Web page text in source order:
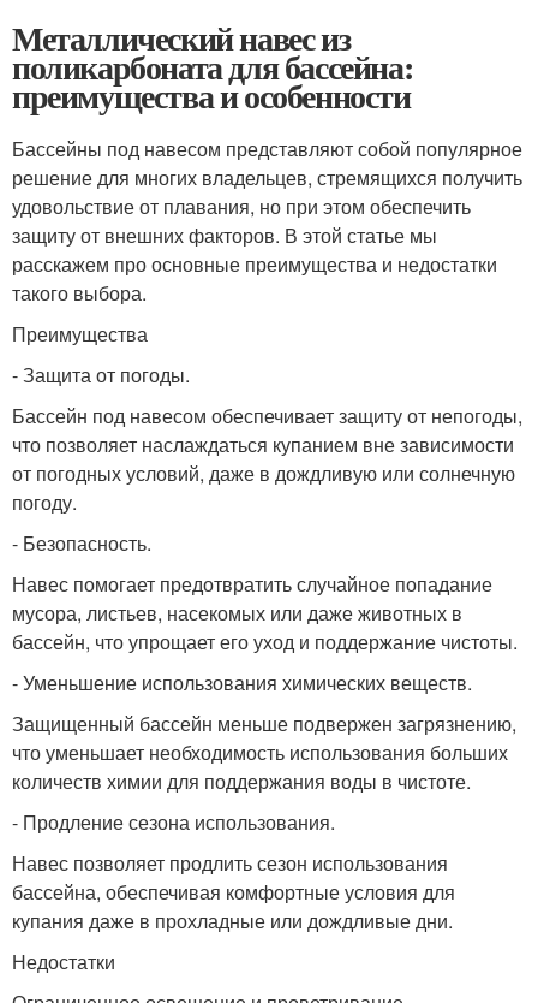
Металлический навес из
поликарбоната для бассейна:
преимущества и особенности
Бассейны под навесом представляют собой популярное
решение для многих владельцев, стремящихся получить
удовольствие от плавания, но при этом обеспечить
защиту от внешних факторов. В этой статье мы
расскажем про основные преимущества и недостатки
такого выбора.
Преимущества
- Защита от погоды.
Бассейн под навесом обеспечивает защиту от непогоды,
что позволяет наслаждаться купанием вне зависимости
от погодных условий, даже в дождливую или солнечную
погоду.
- Безопасность.
Навес помогает предотвратить случайное попадание
мусора, листьев, насекомых или даже животных в
бассейн, что упрощает его уход и поддержание чистоты.
- Уменьшение использования химических веществ.
Защищенный бассейн меньше подвержен загрязнению,
что уменьшает необходимость использования больших
количеств химии для поддержания воды в чистоте.
- Продление сезона использования.
Навес позволяет продлить сезон использования
бассейна, обеспечивая комфортные условия для
купания даже в прохладные или дождливые дни.
Недостатки